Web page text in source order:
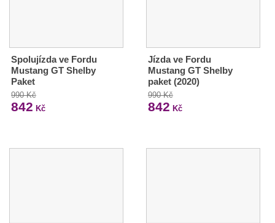
Spolujízda ve Fordu
Mustang GT Shelby
Paket
990 Kč
842 Kč
Jízda ve Fordu
Mustang GT Shelby
paket (2020)
990 Kč
842 Kč